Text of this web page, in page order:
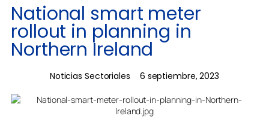
National smart meter
rollout in planning in
Northern Ireland
Noticias Sectoriales 6 septiembre, 2023